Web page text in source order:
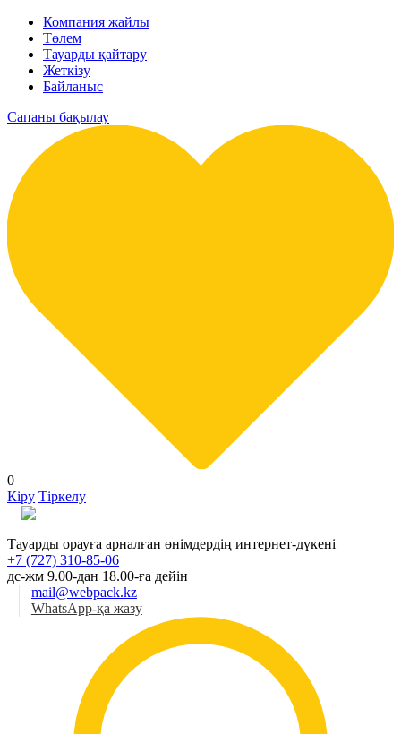
Компания жайлы
Төлем
Тауарды қайтару
Жеткізу
Байланыс
Сапаны бақылау
0
Кіру Тіркелу
Тауарды орауға арналған өнімдердің интернет-дүкені
+7 (727) 310-85-06
дс-жм 9.00-дан 18.00-ға дейін
mail@webpack.kz
WhatsApp-қа жазу